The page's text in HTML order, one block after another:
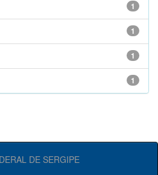
1
1
1
1
DE SERGIPE